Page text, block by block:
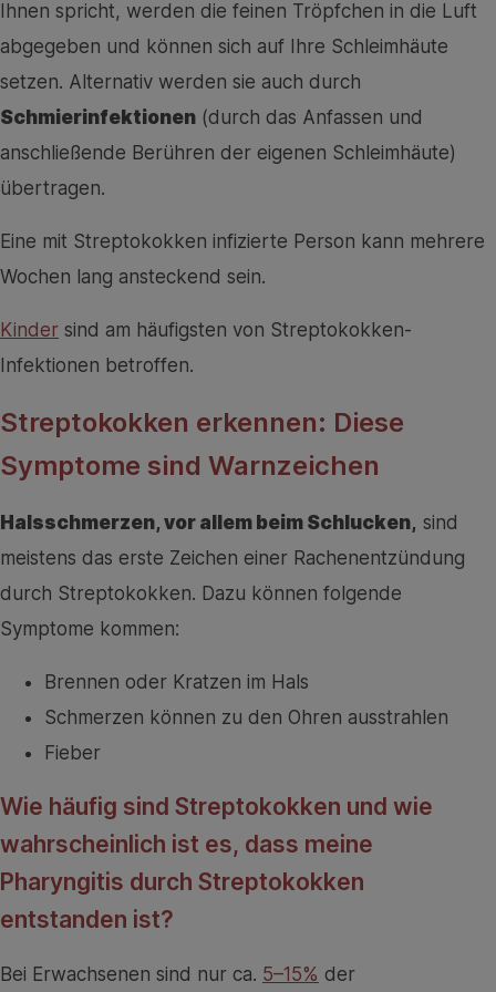
Ihnen spricht, werden die feinen Tröpfchen in die Luft
abgegeben und können sich auf Ihre Schleimhäute
setzen. Alternativ werden sie auch durch
Schmierinfektionen (durch das Anfassen und
anschließende Berühren der eigenen Schleimhäute)
übertragen.
Eine mit Streptokokken infizierte Person kann mehrere
Wochen lang ansteckend sein.
Kinder sind am häufigsten von Streptokokken-
Infektionen betroffen.
Streptokokken erkennen: Diese
Symptome sind Warnzeichen
Halsschmerzen, vor allem beim Schlucken, sind
meistens das erste Zeichen einer Rachenentzündung
durch Streptokokken. Dazu können folgende
Symptome kommen:
Brennen oder Kratzen im Hals
Schmerzen können zu den Ohren ausstrahlen
Fieber
Wie häufig sind Streptokokken und wie
wahrscheinlich ist es, dass meine
Pharyngitis durch Streptokokken
entstanden ist?
Bei Erwachsenen sind nur ca. 5–15% der